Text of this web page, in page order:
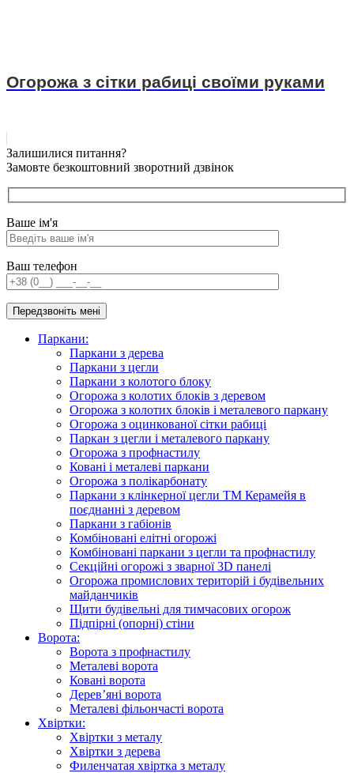
Огорожа з сітки рабиці своїми руками
Залишилися питання?
Замовте безкоштовний зворотний дзвінок
Ваше ім'я
Ваш телефон
Паркани:
Паркани з дерева
Паркани з цегли
Паркани з колотого блоку
Огорожа з колотих блоків з деревом
Огорожа з колотих блоків і металевого паркану
Огорожа з оцинкованої сітки рабиці
Паркан з цегли і металевого паркану
Огорожа з профнастилу
Ковані і металеві паркани
Огорожа з полікарбонату
Паркани з клінкерної цегли ТМ Керамейя в
поєднанні з деревом
Паркани з габіонів
Комбіновані елітні огорожі
Комбіновані паркани з цегли та профнастилу
Секційні огорожі з зварної 3D панелі
Огорожа промислових територій і будівельних
майданчиків
Щити будівельні для тимчасових огорож
Підпірні (опорні) стіни
Ворота:
Ворота з профнастилу
Металеві ворота
Ковані ворота
Дерев’яні ворота
Металеві фільончасті ворота
Хвіртки:
Хвіртки з металу
Хвіртки з дерева
Филенчатая хвіртка з металу